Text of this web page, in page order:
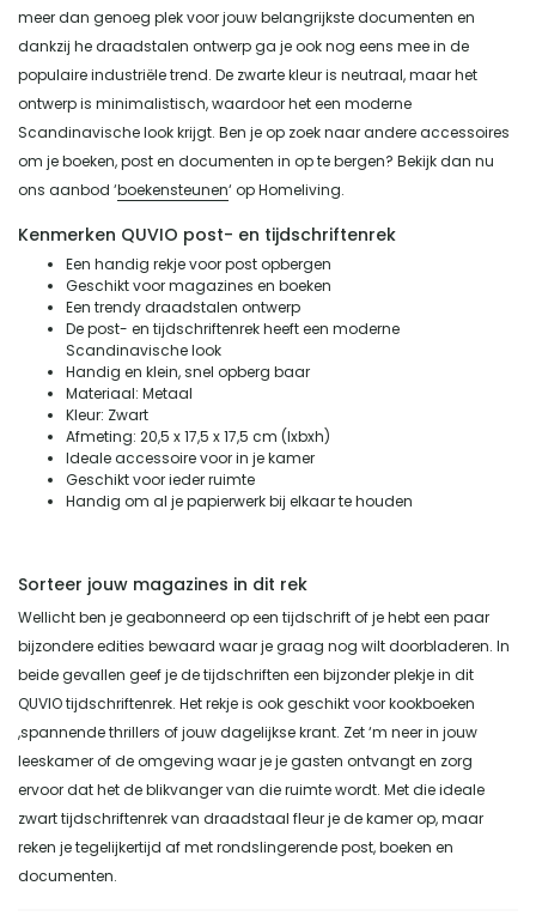
meer dan genoeg plek voor jouw belangrijkste documenten en
dankzij he draadstalen ontwerp ga je ook nog eens mee in de
populaire industriële trend. De zwarte kleur is neutraal, maar het
ontwerp is minimalistisch, waardoor het een moderne
Scandinavische look krijgt. Ben je op zoek naar andere accessoires
om je boeken, post en documenten in op te bergen? Bekijk dan nu
ons aanbod ‘boekensteunen‘ op Homeliving.
Kenmerken QUVIO post- en tijdschriftenrek
Een handig rekje voor post opbergen
Geschikt voor magazines en boeken
Een trendy draadstalen ontwerp
De post- en tijdschriftenrek heeft een moderne
Scandinavische look
Handig en klein, snel opberg baar
Materiaal: Metaal
Kleur: Zwart
Afmeting: 20,5 x 17,5 x 17,5 cm (lxbxh)
Ideale accessoire voor in je kamer
Geschikt voor ieder ruimte
Handig om al je papierwerk bij elkaar te houden
Sorteer jouw magazines in dit rek
Wellicht ben je geabonneerd op een tijdschrift of je hebt een paar
bijzondere edities bewaard waar je graag nog wilt doorbladeren. In
beide gevallen geef je de tijdschriften een bijzonder plekje in dit
QUVIO tijdschriftenrek. Het rekje is ook geschikt voor kookboeken
,spannende thrillers of jouw dagelijkse krant. Zet ‘m neer in jouw
leeskamer of de omgeving waar je je gasten ontvangt en zorg
ervoor dat het de blikvanger van die ruimte wordt. Met die ideale
zwart tijdschriftenrek van draadstaal fleur je de kamer op, maar
reken je tegelijkertijd af met rondslingerende post, boeken en
documenten.